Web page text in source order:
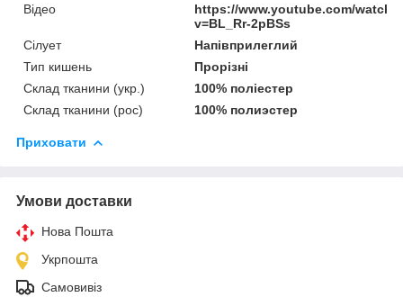
Відео
https://www.youtube.com/watch?
v=BL_Rr-2pBSs
Сілует
Напівприлеглий
Тип кишень
Прорізні
Склад тканини (укр.)
100% поліестер
Склад тканини (рос)
100% полиэстер
Приховати
Умови доставки
Нова Пошта
Укрпошта
Самовивіз